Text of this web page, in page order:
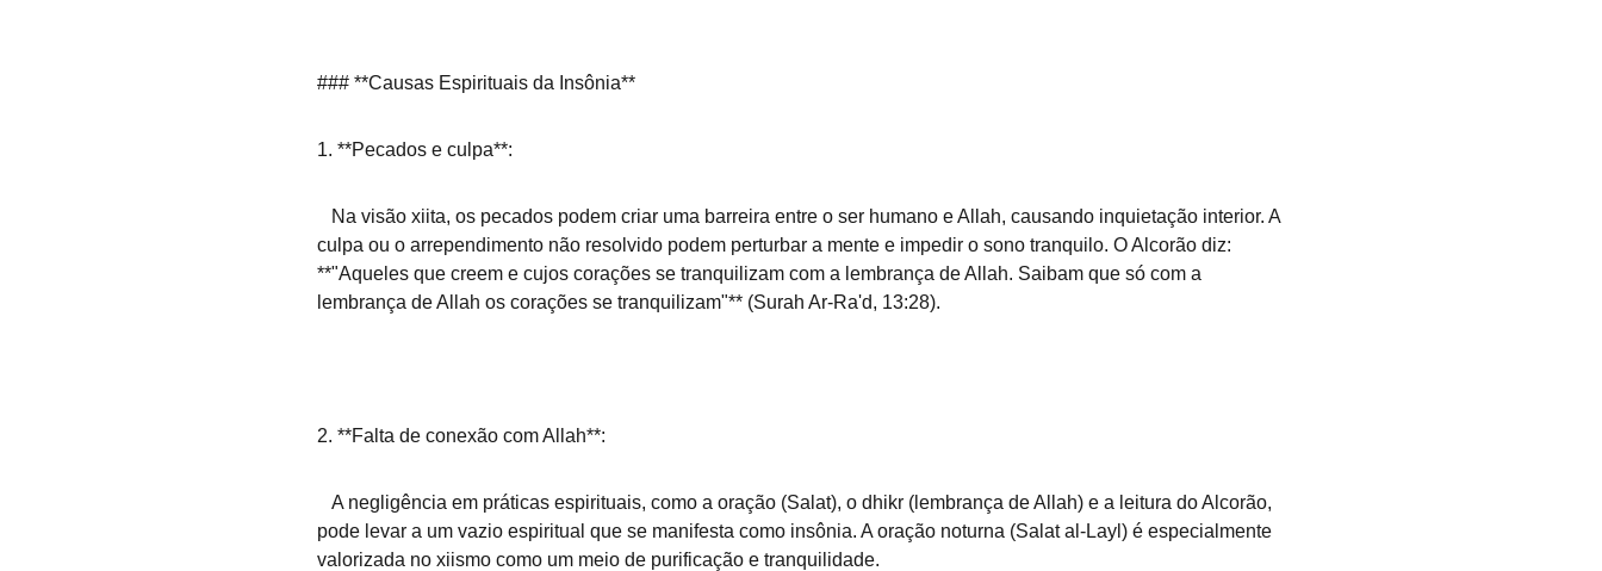
### **Causas Espirituais da Insônia**
1. **Pecados e culpa**:
culpa ou o arrependimento não resolvido podem perturbar a mente e impedir o sono tranquilo. O Alcorão diz:
**"Aqueles que creem e cujos corações se tranquilizam com a lembrança de Allah. Saibam que só com a
lembrança de Allah os corações se tranquilizam"** (Surah Ar-Ra'd, 13:28).
2. **Falta de conexão com Allah**:
pode levar a um vazio espiritual que se manifesta como insônia. A oração noturna (Salat al-Layl) é especialmente
valorizada no xiismo como um meio de purificação e tranquilidade.